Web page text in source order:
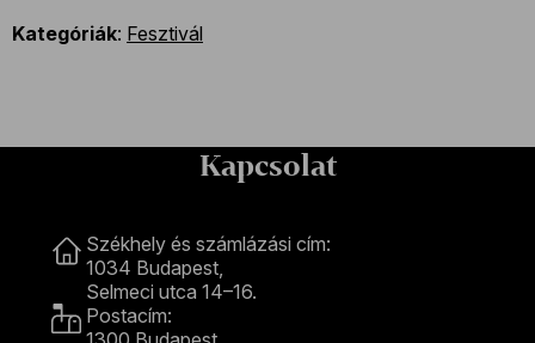
Kategóriák: Fesztivál
Kapcsolat
Székhely és számlázási cím:
1034 Budapest,
Selmeci utca 14–16.
Postacím: